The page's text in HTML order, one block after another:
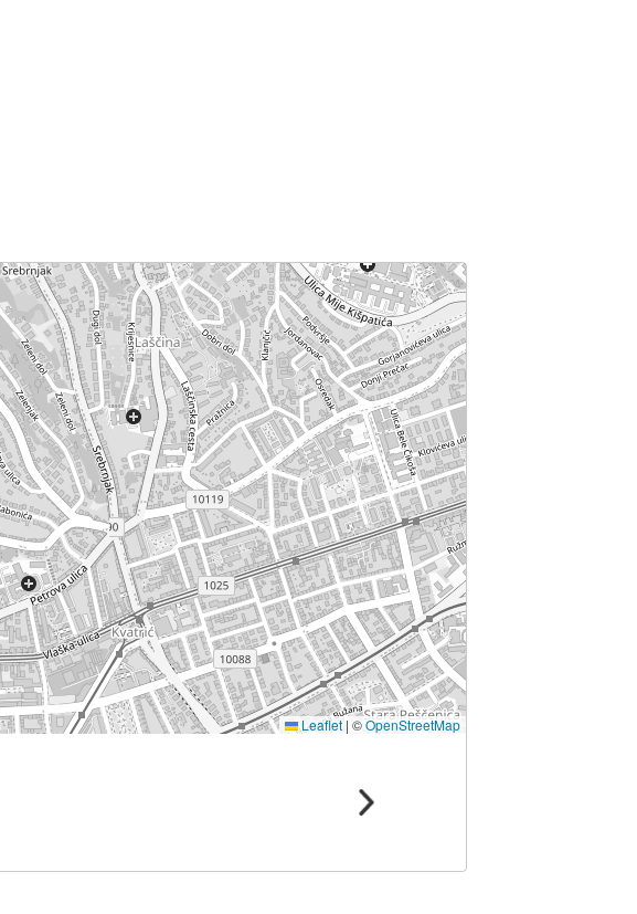
Leaflet | ©OpenStreetMap